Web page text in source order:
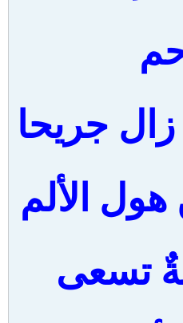
زال جريحا
الألم
تسعى